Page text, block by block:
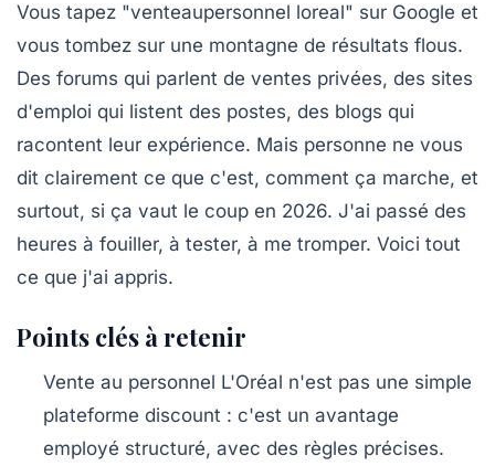
Vous tapez "venteaupersonnel loreal" sur Google et
vous tombez sur une montagne de résultats flous.
Des forums qui parlent de ventes privées, des sites
d'emploi qui listent des postes, des blogs qui
racontent leur expérience. Mais personne ne vous
dit clairement ce que c'est, comment ça marche, et
surtout, si ça vaut le coup en 2026. J'ai passé des
heures à fouiller, à tester, à me tromper. Voici tout
ce que j'ai appris.
Points clés à retenir
Vente au personnel L'Oréal n'est pas une simple
plateforme discount : c'est un avantage
employé structuré, avec des règles précises.